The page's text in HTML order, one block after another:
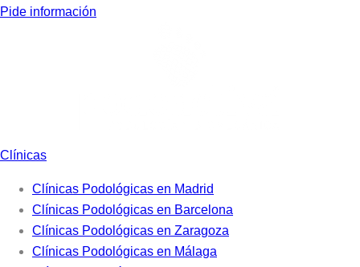
Pide información
Clínicas
Clínicas Podológicas en Madrid
Clínicas Podológicas en Barcelona
Clínicas Podológicas en Zaragoza
Clínicas Podológicas en Málaga